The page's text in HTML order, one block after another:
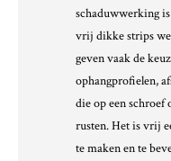
schaduwwerking
vrij dikke strips
geven vaak de
ophangprofielen,
die op een
rusten. Het is vrij
te maken en te